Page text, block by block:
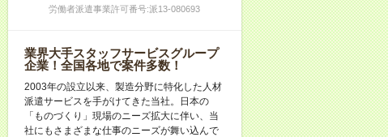
労働者派遣事業許可番号:派13-080693
業界大手スタッフサービスグループ
企業！全国各地で案件多数！
2003年の設立以来、製造分野に特化した人材
派遣サービスを手がけてきた当社。日本の
「ものづくり」現場のニーズ拡大に伴い、当
社にもさまざまな仕事のニーズが舞い込んで